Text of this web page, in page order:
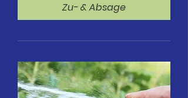
Zu- & Absage